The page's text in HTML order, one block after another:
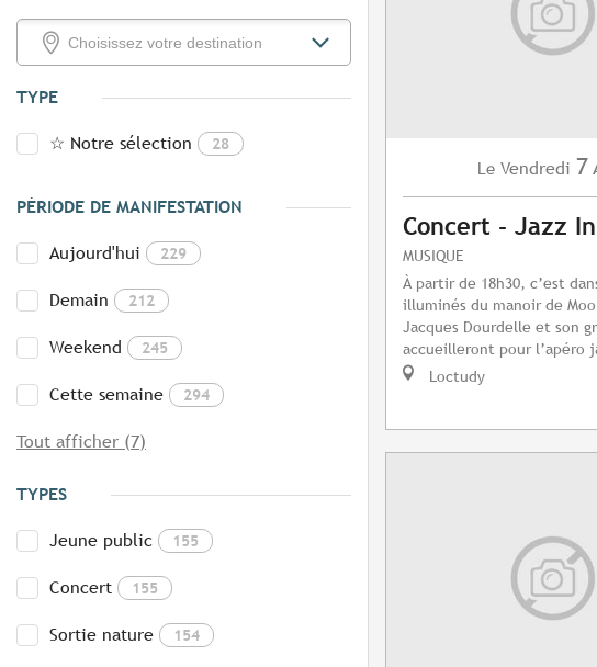
TYPE
☆ Notre sélection 28
PÉRIODE DE MANIFESTATION
Aujourd'hui 229
Demain 212
Weekend 245
Cette semaine 294
Tout afficher (7)
TYPES
Jeune public 155
Concert 155
Sortie nature 154
Le Vendredi 7
Concert - Jazz
MUSIQUE
À partir de 18h30, c’est
illuminés du manoir de
Jacques Dourdelle et son
accueilleront pour l’apéro
Loctudy